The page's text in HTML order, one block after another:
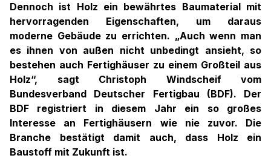
Dennoch ist Holz ein bewährtes Baumaterial mit
hervorragenden Eigenschaften, um daraus
moderne Gebäude zu errichten. „Auch wenn man
es ihnen von außen nicht unbedingt ansieht, so
bestehen auch Fertighäuser zu einem Großteil aus
Holz“, sagt Christoph Windscheif vom
Bundesverband Deutscher Fertigbau (BDF). Der
BDF registriert in diesem Jahr ein so großes
Interesse an Fertighäusern wie nie zuvor. Die
Branche bestätigt damit auch, dass Holz ein
Baustoff mit Zukunft ist.